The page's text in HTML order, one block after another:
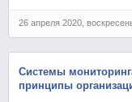
26 апреля 2020,
Системы
принципы